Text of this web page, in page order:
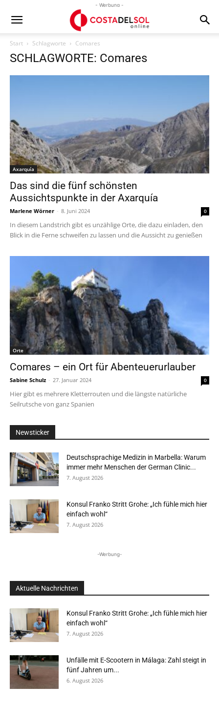
- Werbung -
Start Schlagworte Comares
SCHLAGWORTE: Comares
Axarquía
Das sind die fünf schönsten
Aussichtspunkte in der Axarquía
Marlene Wörner - 8. Juni 2024 0
In diesem Landstrich gibt es unzählige Orte, die dazu einladen, den
Blick in die Ferne schweifen zu lassen und die Aussicht zu genießen
Orte
Comares – ein Ort für Abenteuerurlauber
Sabine Schulz - 27. Januar 2024 0
Hier gibt es mehrere Kletterrouten und die längste natürliche
Seilrutsche von ganz Spanien
Newsticker
Deutschsprachige Medizin in Marbella: Warum
immer mehr Menschen der German Clinic...
7. August 2026
Konsul Franko Stritt Grohe: „Ich fühle mich hier
einfach wohl“
7. August 2026
-Werbung-
Aktuelle Nachrichten
Konsul Franko Stritt Grohe: „Ich fühle mich hier
einfach wohl“
7. August 2026
Unfälle mit E-Scootern in Málaga: Zahl steigt in
fünf Jahren um...
6. August 2026